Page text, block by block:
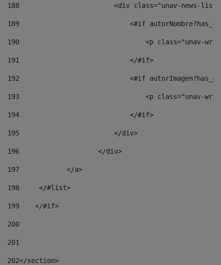
188
<div class="unav-news-
189
<#if
190
<p class="unav-
191
                            </#if>
192
<#if
193
<p class="unav-
194
                            </#if>
195
                        </div>
196
                    </div>
197
            </a>
198
    	</#list>
199
    </#if>
200
201
202</section>